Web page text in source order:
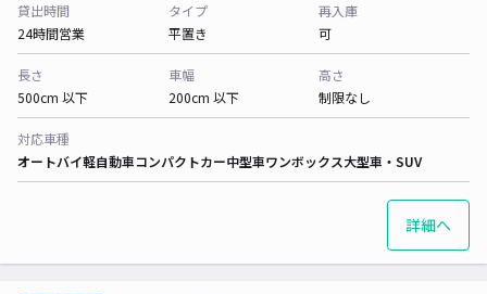
貸出時間
24時間営業
タイプ
平置き
再入庫
可
長さ
500cm 以下
車幅
200cm 以下
高さ
制限なし
対応車種
オートバイ軽自動車コンパクトカー中型車ワンボックス大型車・SUV
詳細へ